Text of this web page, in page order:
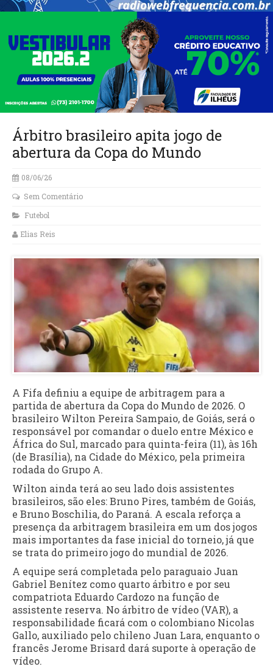
Árbitro brasileiro apita jogo de
abertura da Copa do Mundo
08/06/26
Sem Comentário
Futebol
Elias Reis
A Fifa definiu a equipe de arbitragem para a
partida de abertura da Copa do Mundo de 2026. O
brasileiro Wilton Pereira Sampaio, de Goiás, será o
responsável por comandar o duelo entre México e
África do Sul, marcado para quinta-feira (11), às 16h
(de Brasília), na Cidade do México, pela primeira
rodada do Grupo A.
Wilton ainda terá ao seu lado dois assistentes
brasileiros, são eles: Bruno Pires, também de Goiás,
e Bruno Boschilia, do Paraná. A escala reforça a
presença da arbitragem brasileira em um dos jogos
mais importantes da fase inicial do torneio, já que
se trata do primeiro jogo do mundial de 2026.
A equipe será completada pelo paraguaio Juan
Gabriel Benítez como quarto árbitro e por seu
compatriota Eduardo Cardozo na função de
assistente reserva. No árbitro de vídeo (VAR), a
responsabilidade ficará com o colombiano Nicolas
Gallo, auxiliado pelo chileno Juan Lara, enquanto o
francês Jerome Brisard dará suporte à operação de
vídeo.